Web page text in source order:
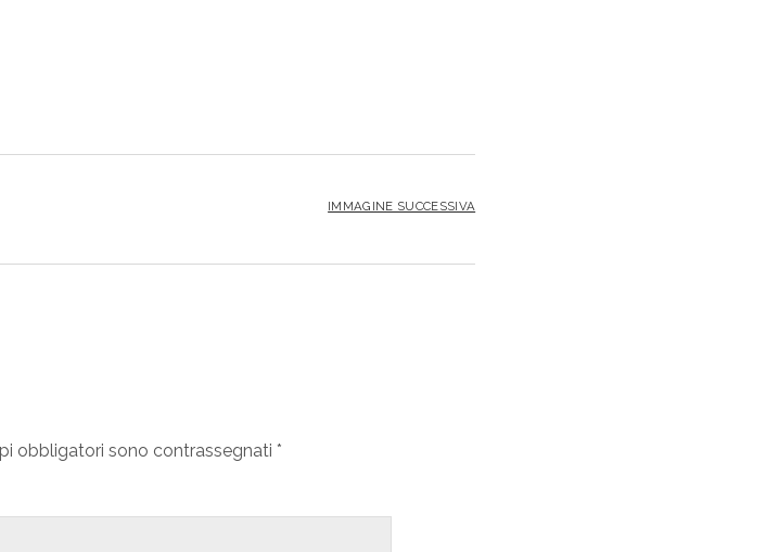
IMMAGINE SUCCESSIVA
obbligatori sono contrassegnati *